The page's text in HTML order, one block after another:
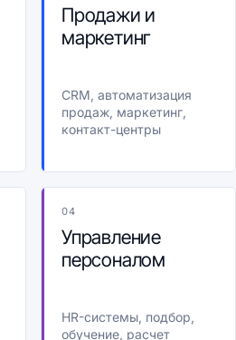
Продажи и
маркетинг
CRM, автоматизация
продаж, маркетинг,
контакт-центры
04
Управление
персоналом
HR-системы, подбор,
обучение, расчет